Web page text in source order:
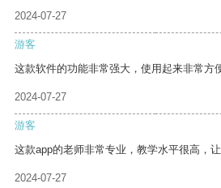
2024-07-27
游客
这款软件的功能非常强大，使用起来非常方
2024-07-27
游客
这款app的老师非常专业，教学水平很高，
2024-07-27